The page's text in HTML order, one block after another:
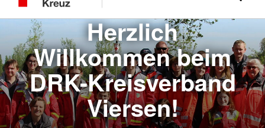
Herzlich
Willkommen beim
DRK-Kreisverband
Viersen!